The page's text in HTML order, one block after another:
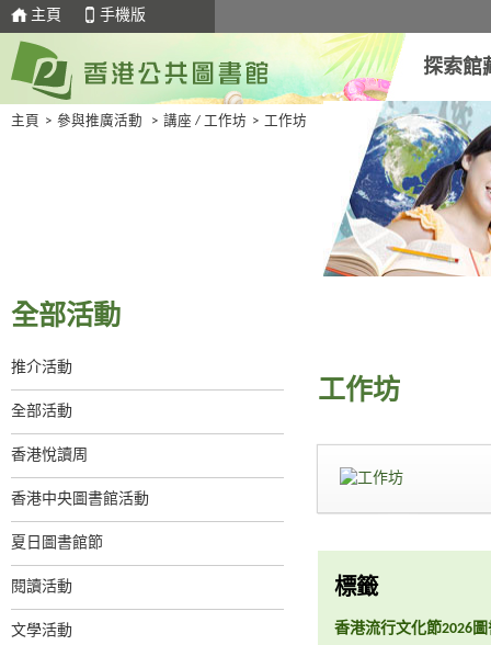
主頁 手機版
探索館
主頁 > 參與推廣活動 > 講座 / 工作坊 > 工作坊
全部活動
推介活動
全部活動
香港悅讀周
香港中央圖書館活動
夏日圖書館節
閱讀活動
文學活動
工作坊
標籤
香港流行文化節2026